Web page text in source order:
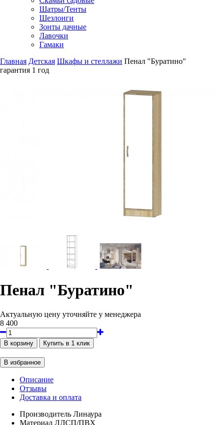
Шатры/Тенты
Шезлонги
Зонты дачные
Лавочки
Гамаки
Главная Детская Шкафы и стеллажи Пенал "Буратино"
гарантия 1 год
Пенал "Буратино"
Актуальную цену уточняйте у менеджера
8 400
Описание
Отзывы
Доставка и оплата
Производитель Линаура
Материал ЛДСП/ПВХ